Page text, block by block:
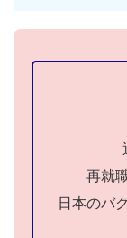
再就
日本のバ